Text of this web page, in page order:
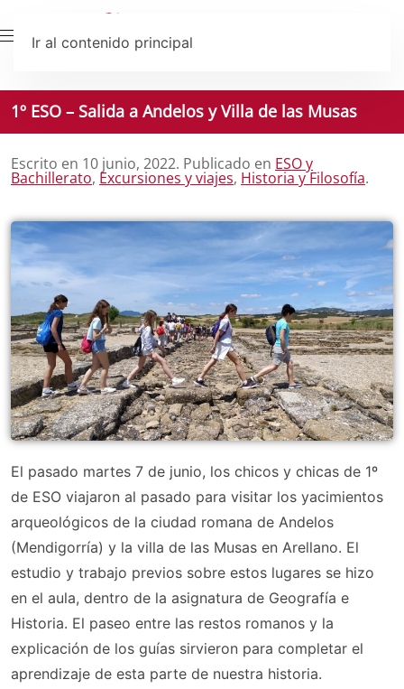
Ir al contenido principal
1º ESO – Salida a Andelos y Villa de las Musas
Escrito en 10 junio, 2022. Publicado en ESO y
Bachillerato, Excursiones y viajes, Historia y Filosofía.
El pasado martes 7 de junio, los chicos y chicas de 1º
de ESO viajaron al pasado para visitar los yacimientos
arqueológicos de la ciudad romana de Andelos
(Mendigorría) y la villa de las Musas en Arellano. El
estudio y trabajo previos sobre estos lugares se hizo
en el aula, dentro de la asignatura de Geografía e
Historia. El paseo entre las restos romanos y la
explicación de los guías sirvieron para completar el
aprendizaje de esta parte de nuestra historia.